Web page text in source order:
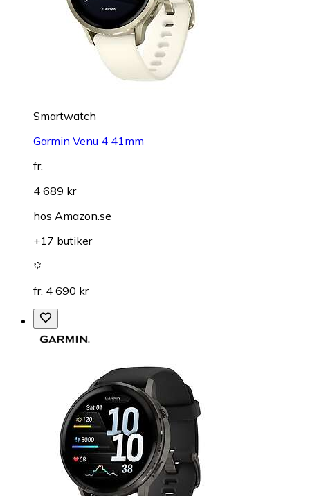
Smartwatch
Garmin Venu 4 41mm
fr.
4 689 kr
hos Amazon.se
+17 butiker
fr. 4 690 kr